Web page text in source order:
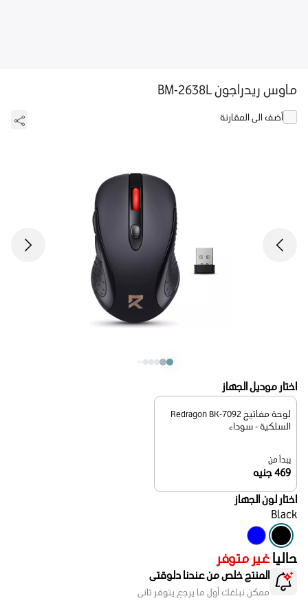
ماوس ريدراجون BM-2638L
أضف الى المقارنة
اختار موديل الجهاز
لوحة مفاتيح Redragon BK-7092
السلكية - سوداء
يبدأ من
469 جنيه
اختار لون الجهاز
Black
حاليا غير متوفر
المنتج خلص من عندنا دلوقتى
ممكن نبلغك أول ما يرجع يتوفر تانى